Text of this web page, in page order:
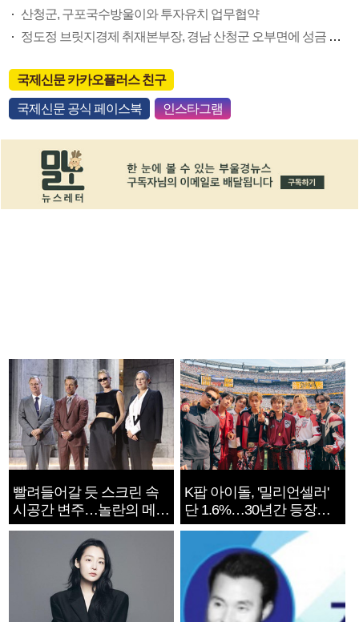
산청군, 구포국수방울이와 투자유치 업무협약
정도정 브릿지경제 취재본부장, 경남 산청군 오부면에 성금 기탁
국제신문 카카오플러스 친구
국제신문 공식 페이스북 인스타그램
빨려들어갈 듯 스크린 속
시공간 변주…놀란의 메시
지는 ‘전쟁 속죄’
K팝 아이돌, '밀리언셀러'
단 1.6%…30년간 등장
1182개팀 전수조사